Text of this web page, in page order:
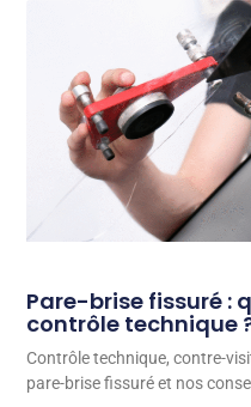
Pare-brise fissuré :
contrôle technique
Contrôle technique, contre-
pare-brise fissuré et nos